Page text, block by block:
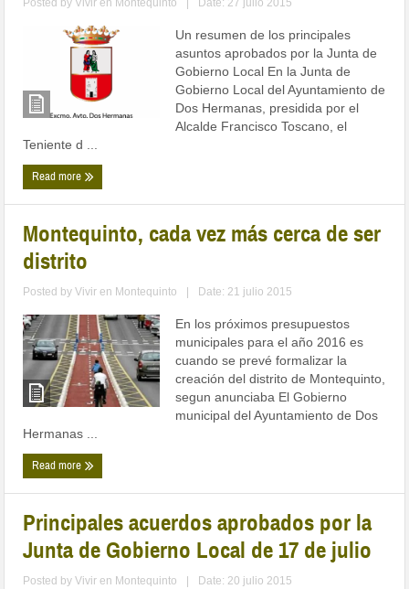
Posted byVivir en Montequinto Date: 27 julio 2015
Un resumen de los principales
asuntos aprobados por la Junta de
Gobierno Local En la Junta de
Gobierno Local del Ayuntamiento de
Dos Hermanas, presidida por el
Alcalde Francisco Toscano, el
Teniente d ...
Read more
Montequinto, cada vez más cerca de ser
distrito
Posted byVivir en Montequinto Date: 21 julio 2015
En los próximos presupuestos
municipales para el año 2016 es
cuando se prevé formalizar la
creación del distrito de Montequinto,
segun anunciaba El Gobierno
municipal del Ayuntamiento de Dos
Hermanas ...
Read more
Principales acuerdos aprobados por la
Junta de Gobierno Local de 17 de julio
Posted byVivir en Montequinto Date: 20 julio 2015